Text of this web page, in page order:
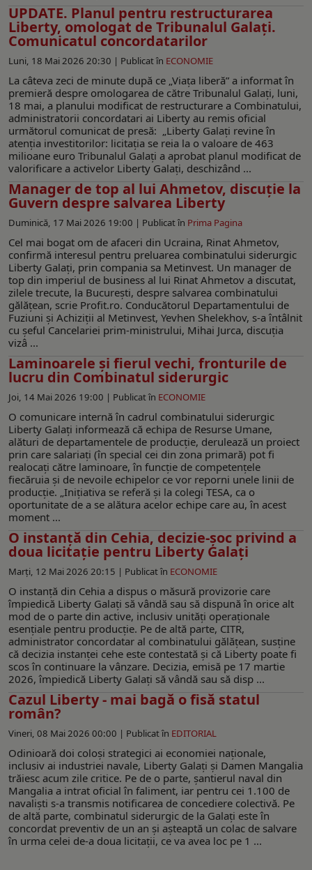
UPDATE. Planul pentru restructurarea
Liberty, omologat de Tribunalul Galați.
Comunicatul concordatarilor
Luni, 18 Mai 2026 20:30 | Publicat în ECONOMIE
La câteva zeci de minute după ce „Viața liberă” a informat în
premieră despre omologarea de către Tribunalul Galați, luni,
18 mai, a planului modificat de restructurare a Combinatului,
administratorii concordatari ai Liberty au remis oficial
următorul comunicat de presă: „Liberty Galați revine în
atenția investitorilor: licitația se reia la o valoare de 463
milioane euro Tribunalul Galați a aprobat planul modificat de
valorificare a activelor Liberty Galați, deschizând ...
Manager de top al lui Ahmetov, discuție la
Guvern despre salvarea Liberty
Duminică, 17 Mai 2026 19:00 | Publicat în Prima Pagina
Cel mai bogat om de afaceri din Ucraina, Rinat Ahmetov,
confirmă interesul pentru preluarea combinatului siderurgic
Liberty Galați, prin compania sa Metinvest. Un manager de
top din imperiul de business al lui Rinat Ahmetov a discutat,
zilele trecute, la București, despre salvarea combinatului
gălățean, scrie Profit.ro. Conducătorul Departamentului de
Fuziuni și Achiziții al Metinvest, Yevhen Shelekhov, s-a întâlnit
cu șeful Cancelariei prim-ministrului, Mihai Jurca, discuția
vizâ ...
Laminoarele și fierul vechi, fronturile de
lucru din Combinatul siderurgic
Joi, 14 Mai 2026 19:00 | Publicat în ECONOMIE
O comunicare internă în cadrul combinatului siderurgic
Liberty Galați informează că echipa de Resurse Umane,
alături de departamentele de producție, derulează un proiect
prin care salariați (în special cei din zona primară) pot fi
realocați către laminoare, în funcție de competențele
fiecăruia și de nevoile echipelor ce vor reporni unele linii de
producție. „Inițiativa se referă și la colegi TESA, ca o
oportunitate de a se alătura acelor echipe care au, în acest
moment ...
O instanţă din Cehia, decizie-șoc privind a
doua licitație pentru Liberty Galaţi
Marți, 12 Mai 2026 20:15 | Publicat în ECONOMIE
O instanță din Cehia a dispus o măsură provizorie care
împiedică Liberty Galați să vândă sau să dispună în orice alt
mod de o parte din active, inclusiv unități operaționale
esențiale pentru producție. Pe de altă parte, CITR,
administrator concordatar al combinatului gălățean, susține
că decizia instanței cehe este contestată și că Liberty poate fi
scos în continuare la vânzare. Decizia, emisă pe 17 martie
2026, împiedică Liberty Galați să vândă sau să disp ...
Cazul Liberty - mai bagă o fisă statul
român?
Vineri, 08 Mai 2026 00:00 | Publicat în EDITORIAL
Odinioară doi coloși strategici ai economiei naționale,
inclusiv ai industriei navale, Liberty Galați și Damen Mangalia
trăiesc acum zile critice. Pe de o parte, șantierul naval din
Mangalia a intrat oficial în faliment, iar pentru cei 1.100 de
navaliști s-a transmis notificarea de concediere colectivă. Pe
de altă parte, combinatul siderurgic de la Galați este în
concordat preventiv de un an și așteaptă un colac de salvare
în urma celei de-a doua licitații, ce va avea loc pe 1 ...